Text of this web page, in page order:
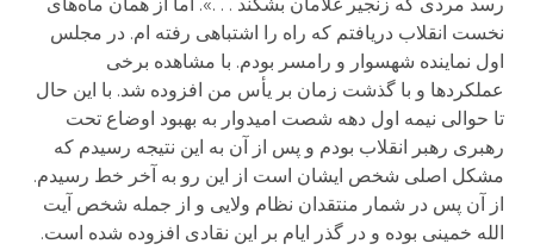
نخست انقلاب دریافتم که راه را اشتباهی رفته ام. در مجلس
اول نماینده شهسوار و رامسر بودم. با مشاهده برخی
عملکردها و با گذشت زمان بر یأس من افزوده شد. با این حال
تا حوالی نیمه اول دهه شصت امیدوار به بهبود اوضاع تحت
رهبری رهبر انقلاب بودم و پس از آن به این نتیجه رسیدم که
مشکل اصلی شخص ایشان است از این رو به آخر خط رسیدم.
از آن پس در شمار منتقدان نظام ولایی و از جمله شخص آیت
الله خمینی بوده و در گذر ایام بر این نقادی افزوده شده است.